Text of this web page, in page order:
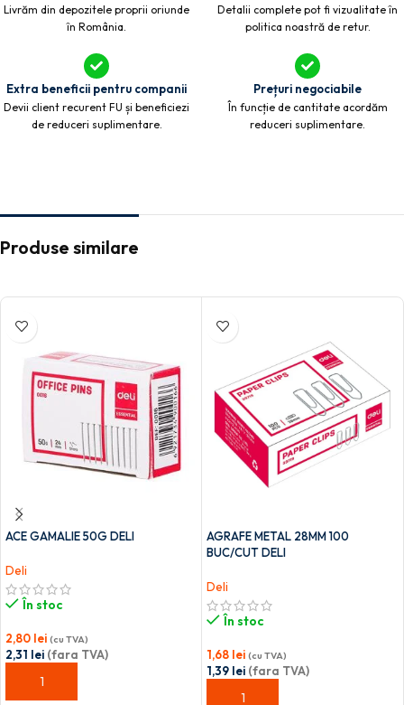
Livrăm din depozitele proprii oriunde
în România.
Detalii complete pot fi vizualitate în
politica noastră de retur.
Extra beneficii pentru companii
Devii client recurent FU și beneficiezi
de reduceri suplimentare.
Prețuri negociabile
În funcție de cantitate acordăm
reduceri suplimentare.
Produse similare
ACE GAMALIE 50G DELI
Deli
În stoc
2,80 lei (cu TVA)
2,31 lei (fara TVA)
ADAUGĂ ÎN COȘ
AGRAFE METAL 28MM 100
BUC/CUT DELI
Deli
În stoc
1,68 lei (cu TVA)
1,39 lei (fara TVA)
ADAUGĂ ÎN COȘ